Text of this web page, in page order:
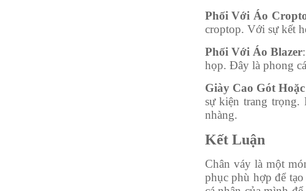
Phối Với Áo
croptop. Với sự kết
Phối Với Áo Blazer
họp. Đây là phong
Giày Cao Gót
sự kiện trang trọng.
nhàng.
Kết Luận
Chân váy là một
phục phù hợp để